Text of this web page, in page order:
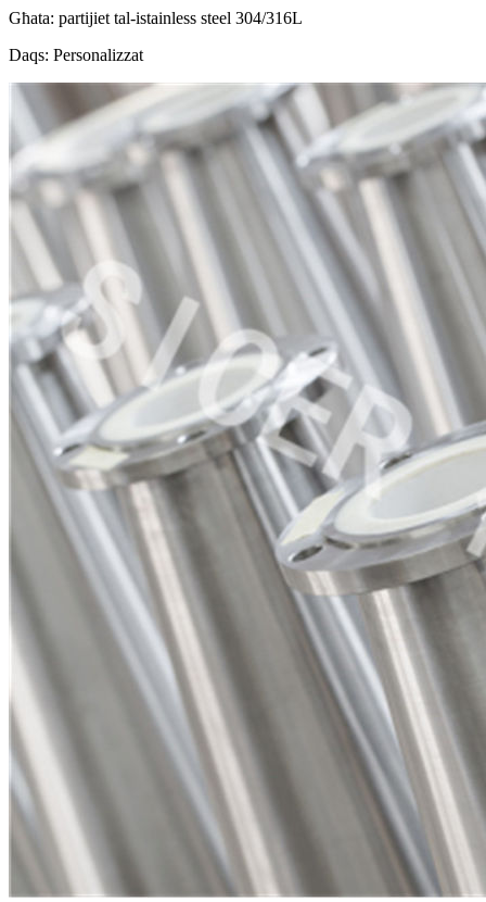
Għata: partijiet tal-istainless steel 304/316L
Daqs: Personalizzat